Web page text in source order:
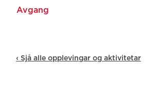
‹ Sjå alle opplevingar og aktivitetar